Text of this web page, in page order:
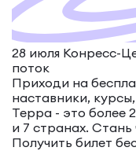
28 июля Конресс-
поток
Приходи на
наставники,
Терра - это более
и 7 странах.
Получить билет